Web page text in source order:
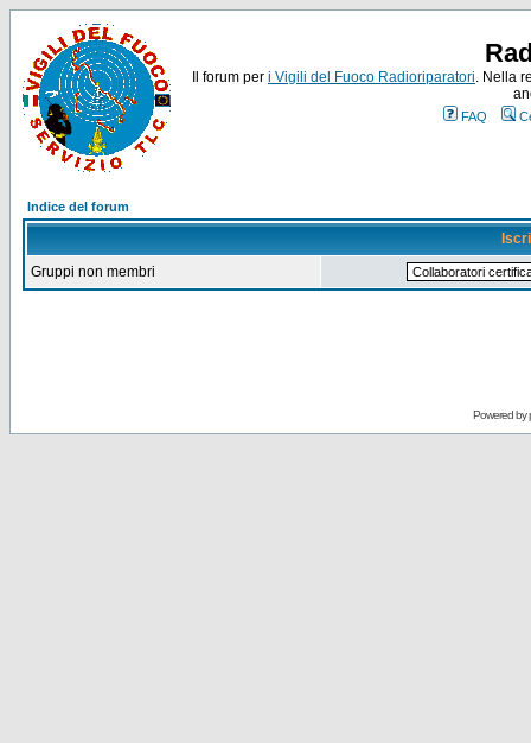
Il forum per i Vigili del Fuoco Radioriparatori. Nella
FAQ
Indice del forum
Gruppi non membri
Powered by